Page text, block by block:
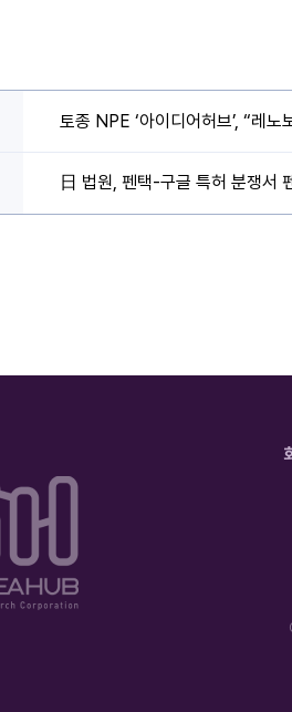
토종 NPE ‘아이디어허브’, “레
日 법원, 펜택-구글 특허 분쟁서